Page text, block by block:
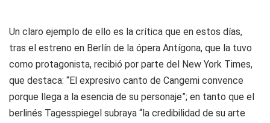
Un claro ejemplo de ello es la crítica que en estos días,
tras el estreno en Berlín de la ópera Antígona, que la tuvo
como protagonista, recibió por parte del New York Times,
que destaca: “El expresivo canto de Cangemi convence
porque llega a la esencia de su personaje”; en tanto que el
berlinés Tagesspiegel subraya “la credibilidad de su arte